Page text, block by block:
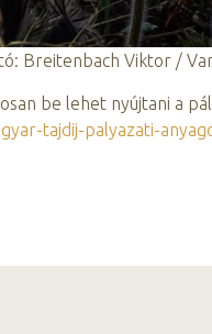
Breitenbach Viktor /
be lehet nyújtani a
tajdij-palyazati-